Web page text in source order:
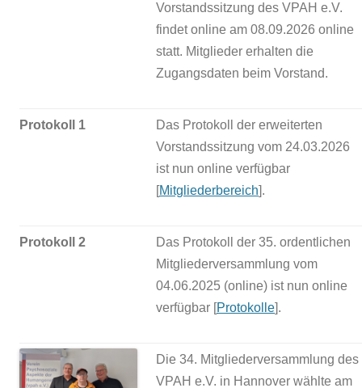
Vorstandssitzung des VPAH e.V.
findet online am 08.09.2026 online
statt. Mitglieder erhalten die
Zugangsdaten beim Vorstand.
Protokoll 1
Das Protokoll der erweiterten
Vorstandssitzung vom 24.03.2026
ist nun online verfügbar
Mitgliederbereich ].
Protokoll 2
Das Protokoll der 35. ordentlichen
Mitgliederversammlung vom
04.06.2025 (online) ist nun online
verfügbar [ Protokolle ].
Die 34. Mitgliederversammlung des
VPAH e.V. in Hannover wählte am